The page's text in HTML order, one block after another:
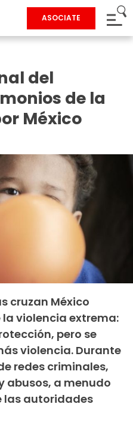
ASOCIATE
del
de la
México
cruzan México
violencia extrema:
pero se
violencia. Durante
redes criminales,
abusos, a menudo
las autoridades